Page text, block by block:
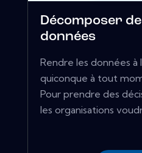
Décomposer
données
Rendre les données à
quiconque à tout
Pour prendre des
les organisations